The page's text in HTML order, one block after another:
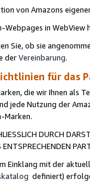
von Amazons
in WebView
Sie, ob sie
derVereinbarung.
für das
die wir Ihnen als
jede Nutzung der
Marken.
DURCH
Einklang mit der
definiert)